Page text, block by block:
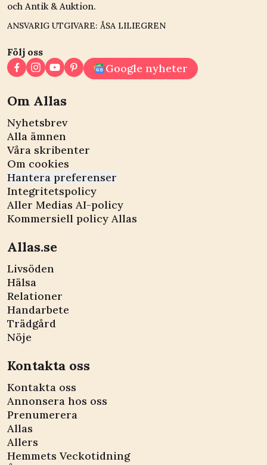
och Antik & Auktion.
ANSVARIG UTGIVARE: ÅSA LILIEGREN
Följ oss
Google nyheter
Om Allas
Nyhetsbrev
Alla ämnen
Våra skribenter
Om cookies
Hantera preferenser
Integritetspolicy
Aller Medias AI-policy
Kommersiell policy Allas
Allas.se
Livsöden
Hälsa
Relationer
Handarbete
Trädgård
Nöje
Kontakta oss
Kontakta oss
Annonsera hos oss
Prenumerera
Allas
Allers
Hemmets Veckotidning